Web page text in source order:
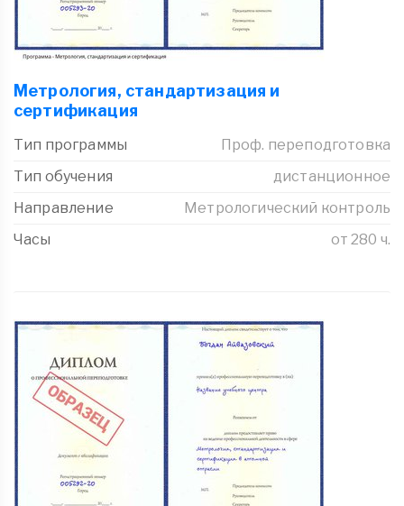
Метрология, стандартизация и
сертификация
Тип программы
Проф. переподготовка
Тип обучения
дистанционное
Направление
Метрологический контроль
Часы
от 280 ч.